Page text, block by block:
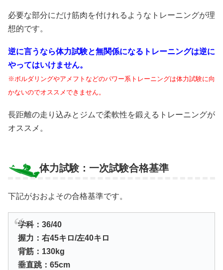
必要な部分にだけ筋肉を付けれるようなトレーニングが理
想的です。
逆に言うなら体力試験と無関係になるトレーニングは逆に
やってはいけません。
※ボルダリングやアメフトなどのパワー系トレーニングは体力試験に向
かないのでオススメできません。
長距離の走り込みとジムで柔軟性を鍛えるトレーニングが
オススメ。
体力試験：一次試験合格基準
下記がおおよその合格基準です。
学科：36/40
握力：右45キロ/左40キロ
背筋：130kg
垂直跳：65cm